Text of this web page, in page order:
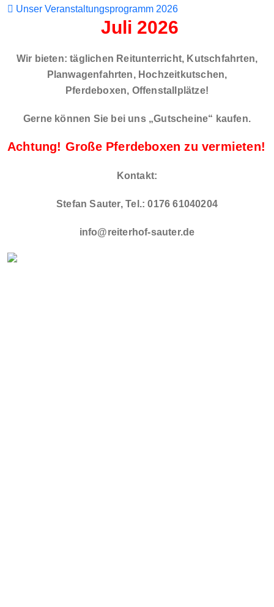
Unser Veranstaltungsprogramm 2026
Juli 2026
Wir bieten: täglichen Reitunterricht, Kutschfahrten,
Planwagenfahrten, Hochzeitkutschen,
Pferdeboxen, Offenstallplätze!
Gerne können Sie bei uns „Gutscheine“ kaufen.
Achtung! Große Pferdeboxen zu vermieten!
Kontakt:
Stefan Sauter,Tel.: 0176 61040204
info@reiterhof-sauter.de